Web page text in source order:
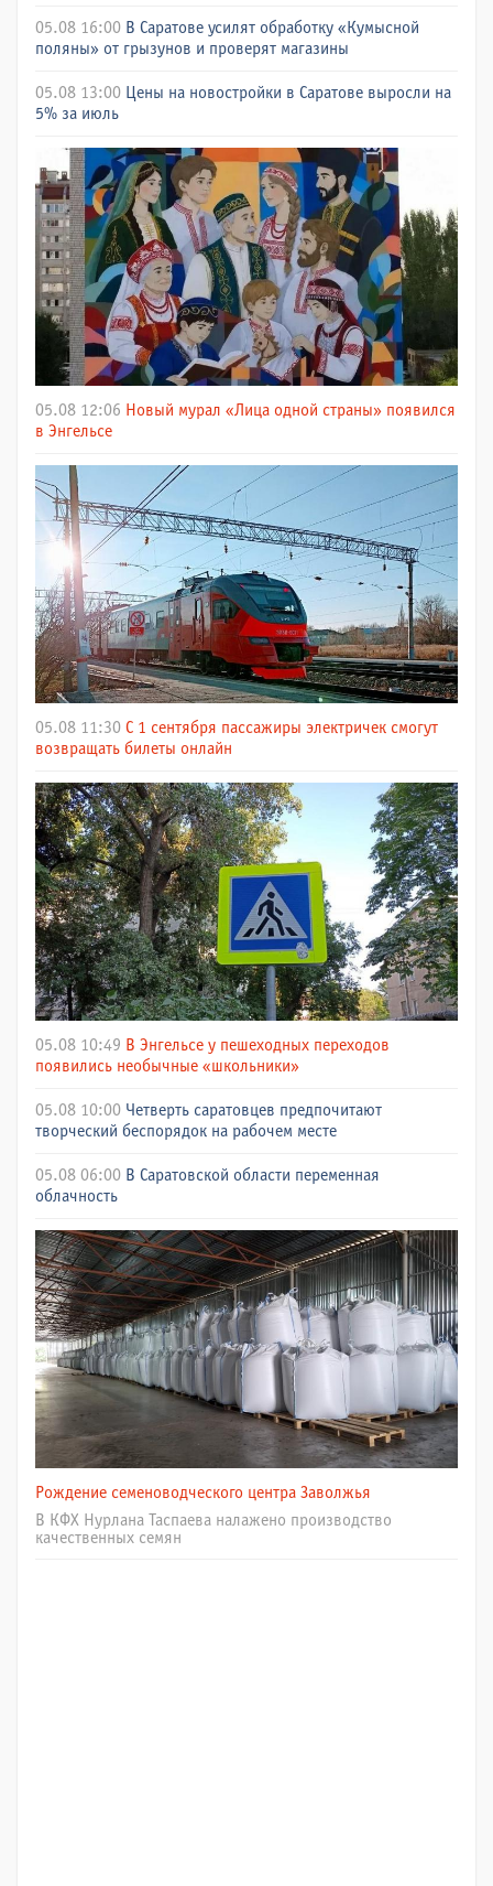
05.08 16:00 В Саратове усилят обработку «Кумысной
поляны» от грызунов и проверят магазины
05.08 13:00 Цены на новостройки в Саратове выросли на
5% за июль
05.08 12:06 Новый мурал «Лица одной страны» появился
в Энгельсе
05.08 11:30 С 1 сентября пассажиры электричек смогут
возвращать билеты онлайн
05.08 10:49 В Энгельсе у пешеходных переходов
появились необычные «школьники»
05.08 10:00 Четверть саратовцев предпочитают
творческий беспорядок на рабочем месте
05.08 06:00 В Саратовской области переменная
облачность
Рождение семеноводческого центра Заволжья
В КФХ Нурлана Таспаева налажено производство
качественных семян